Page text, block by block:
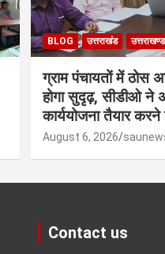
BLOG उत्तराखंड उत्तराखण्ड
ग्राम पंचायतों में ठोस
होगा सुदृढ़, सीडीओ ने
कार्ययोजना तैयार करने
August 6, 2026
Contact us